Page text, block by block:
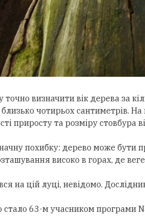
точно визначити вік дерева за
близько чотирьох сантиметрів.
приросту та розміру стовбура
похибку: дерево може бути
високо в горах, де
на цій луці, невідомо.
63-м учасником програми